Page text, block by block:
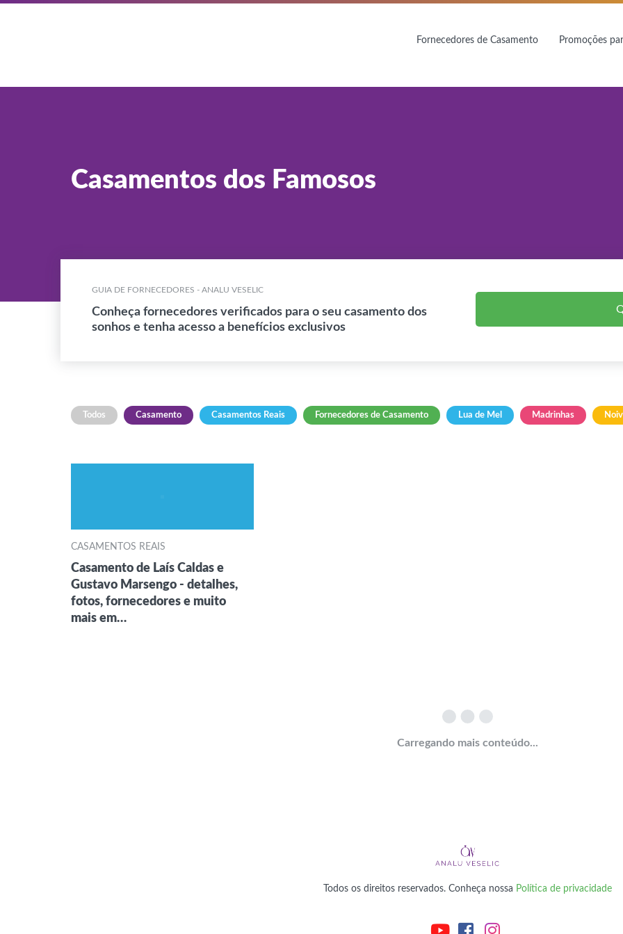
Fornecedores de Casamento Promoções
Casamentos dos Famosos
GUIA DE FORNECEDORES - ANALU VESELIC
Conheça fornecedores verificados para o seu casamento dos
sonhos e tenha acesso a benefícios exclusivos
Todos Casamento Casamentos Reais Fornecedores de Casamento Lua de Mel Madrinhas
CASAMENTOS REAIS
Casamento de Laís Caldas e
Gustavo Marsengo - detalhes,
fotos, fornecedores e muito
mais em…
Carregando mais conteúdo...
Todos os direitos reservados. Conheça nossa Política de privacidade